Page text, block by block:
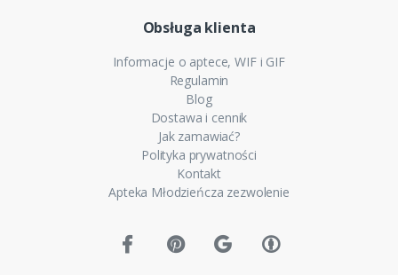
Obsługa klienta
Informacje o aptece, WIF i GIF
Regulamin
Blog
Dostawa i cennik
Jak zamawiać?
Polityka prywatności
Kontakt
Apteka Młodzieńcza zezwolenie